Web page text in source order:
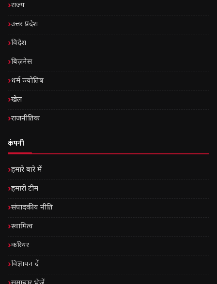
राज्य
उत्तर प्रदेश
विदेश
बिज़नेस
धर्म ज्योतिष
खेल
राजनीतिक
कंपनी
हमारे बारे में
हमारी टीम
संपादकीय नीति
स्वामित्व
करियर
विज्ञापन दें